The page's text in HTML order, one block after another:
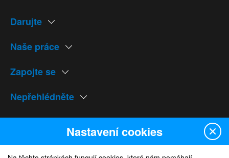
Darujte
Naše práce
Zapojte se
Nepřehlédněte
Naše weby
Nastavení cookies